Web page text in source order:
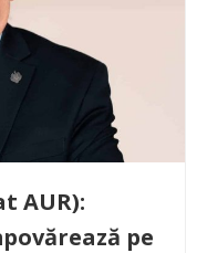
AUR):
pe